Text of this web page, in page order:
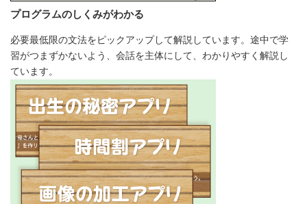
プログラムのしくみがわかる
必要最低限の文法をピックアップして解説しています。途中で学
習がつまずかないよう、会話を主体にして、わかりやすく解説し
ています。